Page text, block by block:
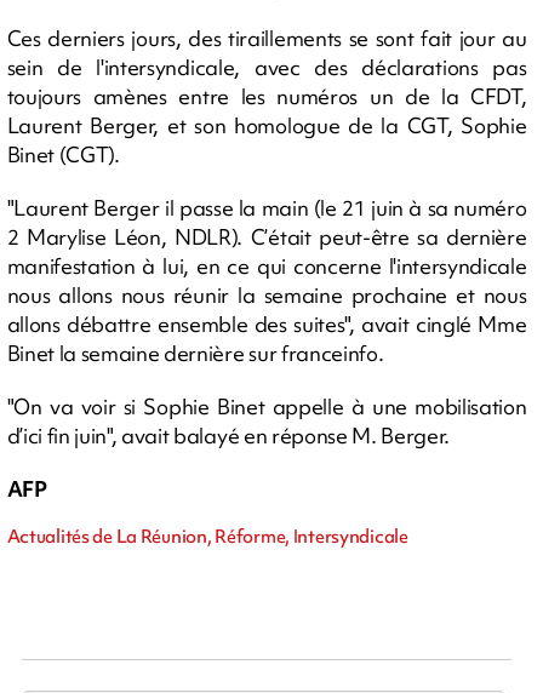
Ces derniers jours, des tiraillements se sont fait jour au
sein de l'intersyndicale, avec des déclarations pas
toujours amènes entre les numéros un de la CFDT,
Laurent Berger, et son homologue de la CGT, Sophie
Binet (CGT).
"Laurent Berger il passe la main (le 21 juin à sa numéro
2 Marylise Léon, NDLR). C’était peut-être sa dernière
manifestation à lui, en ce qui concerne l'intersyndicale
nous allons nous réunir la semaine prochaine et nous
allons débattre ensemble des suites", avait cinglé Mme
Binet la semaine dernière sur franceinfo.
"On va voir si Sophie Binet appelle à une mobilisation
d’ici fin juin", avait balayé en réponse M. Berger.
AFP
Actualités de La Réunion, Réforme, Intersyndicale